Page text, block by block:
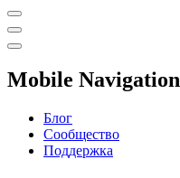
Mobile Navigation
Блог
Сообщество
Поддержка